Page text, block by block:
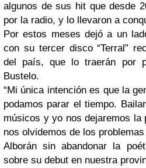
algunos de sus hit que desde
por la radio, y lo llevaron a
Por estos meses dejó a un
con su tercer disco “Terral”
del país, que lo traerán por
Bustelo.
“Mi única intención es que la
podamos parar el tiempo.
músicos y yo nos dejaremos la
nos olvidemos de los
Alborán sin abandonar la
sobre su debut en nuestra